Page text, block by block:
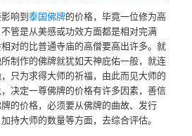
响到泰国佛牌的价格，毕竟一位修为高
管是从美感或功效方面都是相对完满
对的比普通寺庙的高僧要高出许多。就
制作的佛牌就犹如天神庇佑一般，就连
只为求得大师的祈福，由此而见大师的
决定一尊佛牌的价格有许多因素，善信
的价格，必须要从佛牌的曲故、发行
持大师的数量等方面，去综合评估。